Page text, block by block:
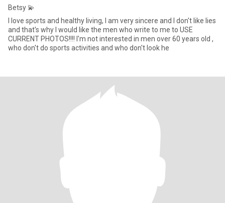
Betsy 💫
I love sports and healthy living, I am very sincere and I don't like lies
and that's why I would like the men who write to me to USE
CURRENT PHOTOS!!!! I'm not interested in men over 60 years old ,
who don't do sports activities and who don't look he